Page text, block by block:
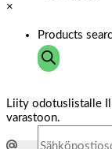
×
Products
Liity odotuslistalle
varastoon.